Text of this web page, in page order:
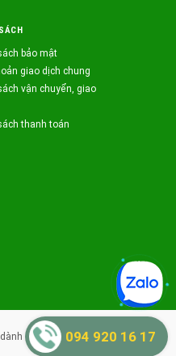
bảo mật
giao dịch chung
vận chuyển, giao
thanh toán
cho TGDĐ094 920 16 17